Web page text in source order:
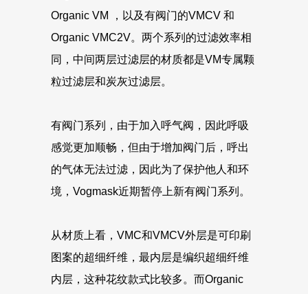
Organic VM ，以及有阀门的VMCV 和
Organic VMC2V。两个系列的过滤效率相
同，中间两层过滤层的材质都是VM专属颗
粒过滤层和炭灰过滤层。
有阀门系列，由于加入呼气阀，因此呼吸
感觉更加顺畅，但由于增加阀门后，呼出
的气体无法过滤，因此为了保护他人和环
境，Vogmask近期暂停上新有阀门系列。
从材质上看，VMC和VMCV外层是可印刷
图案的超细纤维，最内层是编织超细纤维
内层，这种花纹款式比较多。而Organic